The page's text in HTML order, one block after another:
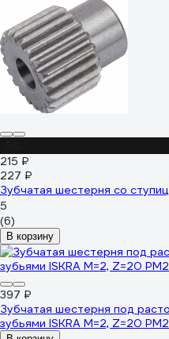
215 ₽
227 ₽
Зубчатая шестерня со
5
(6)
В корзину
397 ₽
Зубчатая шестерня под
зубьями ISKRA М=2, Z=20